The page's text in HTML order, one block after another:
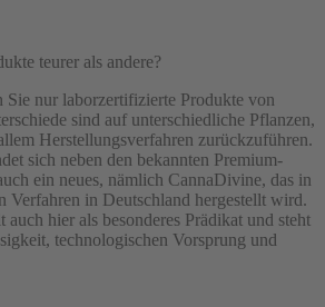
teurer als andere?
Sie nur laborzertifizierte Produkte von
sind auf unterschiedliche Pflanzen,
Herstellungsverfahren zurückzuführen.
sich neben den bekannten Premium-
ein neues, nämlich CannaDivine, das in
Verfahren in Deutschland hergestellt wird.
hier als besonderes Prädikat und steht
technologischen Vorsprung und